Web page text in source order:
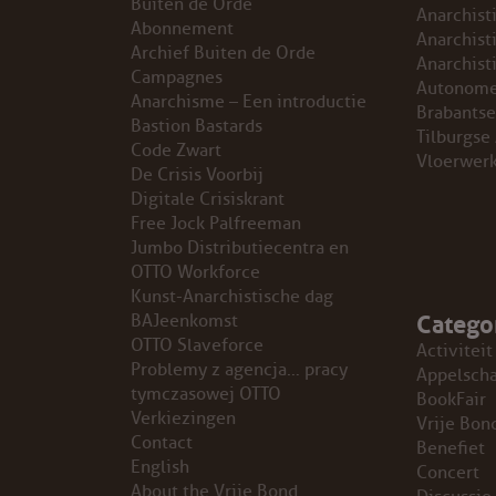
ANARCHISTISCHE GROEP A’DAM
ANARCHISTISCH COLLECTIEF ANTWERPEN
ANARCHISTISCH COLLECTIEF BRUGGE
VB AMSTERDAM
VRIJ COLLECTIEF KORTRIJK
LEUVENSE ANARCHISTISCHE GROEP
VB UTRECHT
Buiten de Orde
Abonnement
Archief Buiten de Orde
Campagnes
Anarchisme – Een introductie
Bastion Bastards
Code Zwart
De Crisis Voorbij
Digitale Crisiskrant
Free Jock Palfreeman
Jumbo Distributiecentra en
OTTO Workforce
Kunst-Anarchistische dag
BAJeenkomst
OTTO Slaveforce
Problemy z agencja… pracy
tymczasowej OTTO
Verkiezingen
Contact
English
Tilburgse
Activiteit
Appelscha
BookFair
Vrije
Benefiet
Concert